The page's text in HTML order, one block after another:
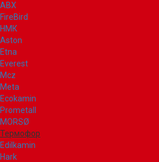
ABX
FireBird
НМК
Aston
Etna
Everest
Mcz
Meta
Ecokamin
Prometall
MORSØ
Термофор
Edilkamin
Hark